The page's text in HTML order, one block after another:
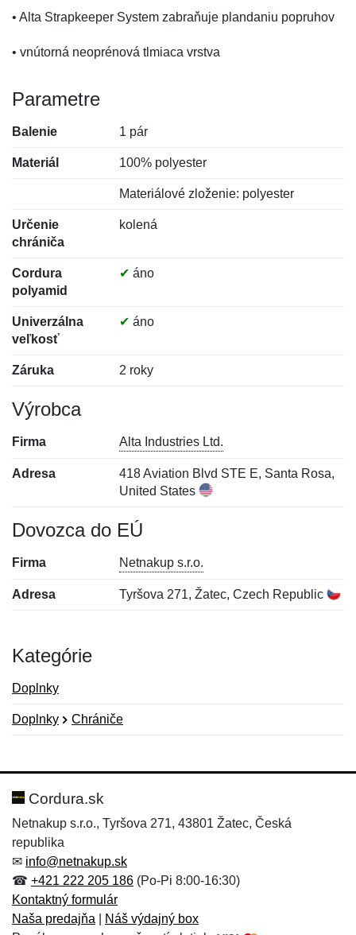
• Alta Strapkeeper System zabraňuje plandaniu popruhov
• vnútorná neoprénová tlmiaca vrstva
Parametre
Balenie 1 pár
Materiál 100% polyester
Materiálové zloženie: polyester
Určenie
chrániča
kolená
Cordura
polyamid
✔ áno
Univerzálna
veľkosť
✔ áno
Záruka 2 roky
Výrobca
Firma Alta Industries Ltd.
Adresa
418 Aviation Blvd STE E, Santa Rosa,
United States
Dovozca do EÚ
Firma Netnakup s.r.o.
Adresa Tyršova 271, Žatec, Czech Republic
Kategórie
Doplnky
Doplnky Chrániče
Hodnotenie:
Meno:*
E-mail:
Meno:
E-mail:*
Cordura.sk
Netnakup s.r.o., Tyršova 271, 43801 Žatec, Česká
republika
✉ info@netnakup.sk
☎ +421 222 205 186 (Po-Pi 8:00-16:30)
Kontaktný formulár
Naša predajňa
Náš výdajný box